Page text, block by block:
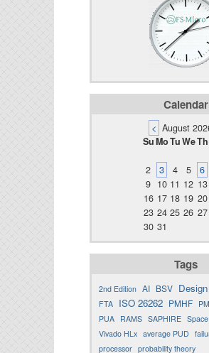
Calendar
< August
SuMoTuWeTh
2
3 4 5 6
9 10 11 12 13
16 17 18 19 20
23 24 25 26 27
30 31
Tags
2nd Edition AI BSV Design
FTA ISO 26262 PMHF
PUA RAMS SAPHIRE
Vivado HLx average PUD
processor probability theory